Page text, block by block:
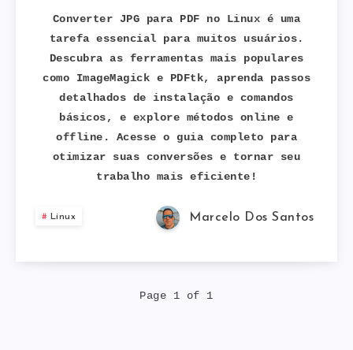
PDF
NO
LINUX:
GUIA
RÁPIDO
PRÁTICO
Converter JPG para PDF no Linux é uma
tarefa essencial para muitos usuários.
Descubra as ferramentas mais populares
como ImageMagick e PDFtk, aprenda passos
detalhados de instalação e comandos
básicos, e explore métodos online e
offline. Acesse o guia completo para
otimizar suas conversões e tornar seu
trabalho mais eficiente!
Linux Marcelo Dos Santos
Page 1 of 1